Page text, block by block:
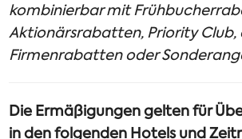
kombinierbar mit
Aktionärsrabatten, Priority Club,
Firmenrabatten oder
Die Ermäßigungen gelten für
in den folgenden Hotels und